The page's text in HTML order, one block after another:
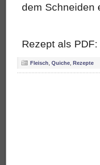
dem Schneiden
Rezept als PDF:
Fleisch Quiche Rezepte